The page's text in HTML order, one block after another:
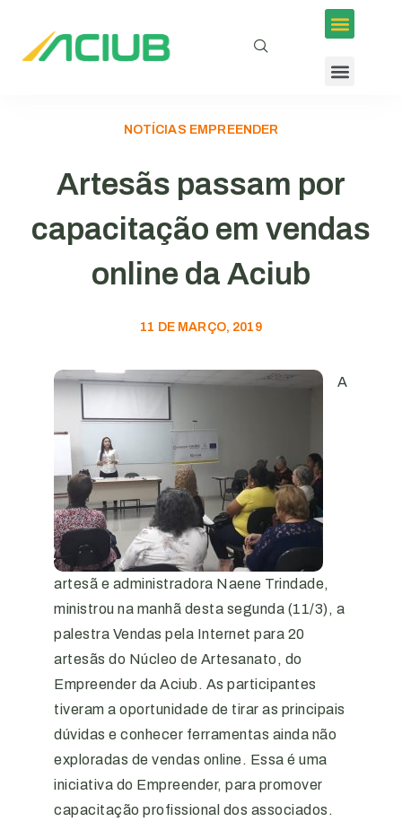
NOTÍCIAS EMPREENDER
Artesãs passam por
capacitação em vendas
online da Aciub
11 DE MARÇO, 2019
A
artesã e administradora Naene Trindade,
ministrou na manhã desta segunda (11/3), a
palestra Vendas pela Internet para 20
artesãs do Núcleo de Artesanato, do
Empreender da Aciub. As participantes
tiveram a oportunidade de tirar as principais
dúvidas e conhecer ferramentas ainda não
exploradas de vendas online. Essa é uma
iniciativa do Empreender, para promover
capacitação profissional dos associados.